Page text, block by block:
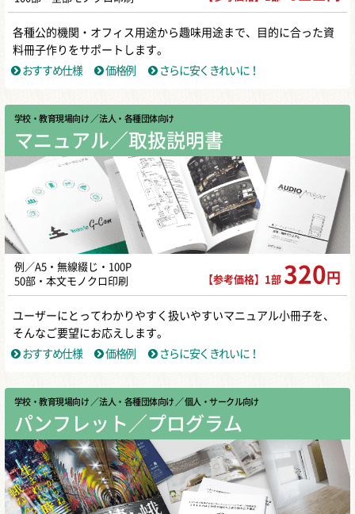
各種公的機関・オフィス用途から趣味用途まで、目的に合った資
料冊子作りをサポートします。
おすすめ仕様
価格例 さらに安くきれいに！
学校・教育現場向け ／ 法人・各種団体向け
マニュアル／取扱説明書
例／A5・無線綴じ・100P
50部・本文モノクロ印刷
【参考価格】1部 320 円
ユーザーにとってわかりやすく扱いやすいマニュアル小冊子を、
そんなご要望にお応えします。
おすすめ仕様
価格例 さらに安くきれいに！
学校・教育現場向け ／ 法人・各種団体向け ／ 個人・サークル向け
パンフレット／プログラム